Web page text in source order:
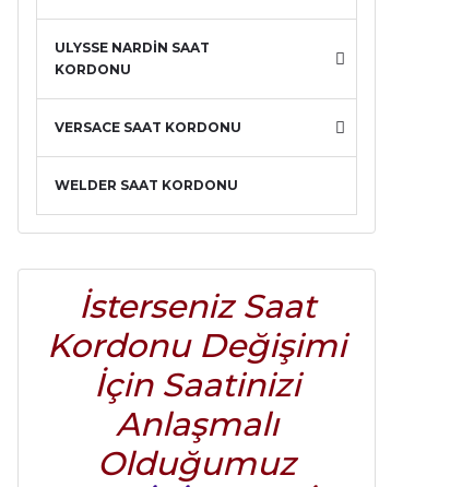
ULYSSE NARDİN SAAT
KORDONU
VERSACE SAAT KORDONU
WELDER SAAT KORDONU
İsterseniz Saat
Kordonu Değişimi
İçin Saatinizi
Anlaşmalı
Olduğumuz